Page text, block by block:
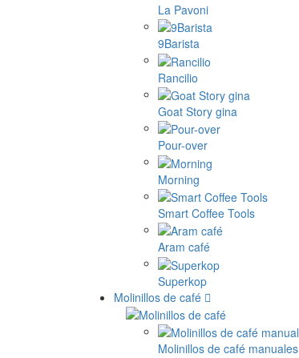
La Pavoni
9Barista
Rancilio
Goat Story gina
Pour-over
Morning
Smart Coffee Tools
Aram café
Superkop
Molinillos de café
Molinillos de café manuales